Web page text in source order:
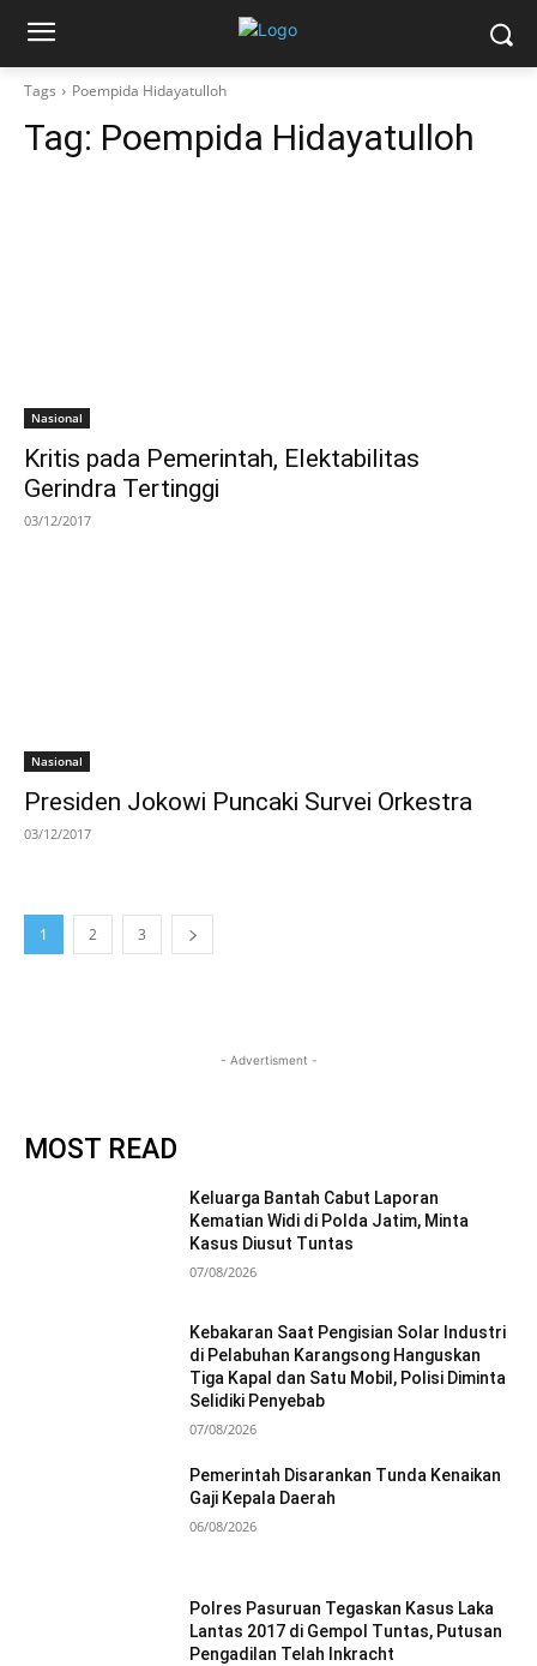
Tags Poempida Hidayatulloh
Tag: Poempida Hidayatulloh
Nasional
Kritis pada Pemerintah, Elektabilitas
Gerindra Tertinggi
03/12/2017
Nasional
Presiden Jokowi Puncaki Survei Orkestra
03/12/2017
1 2 3
- Advertisment -
MOST READ
Keluarga Bantah Cabut Laporan
Kematian Widi di Polda Jatim, Minta
Kasus Diusut Tuntas
07/08/2026
Kebakaran Saat Pengisian Solar Industri
di Pelabuhan Karangsong Hanguskan
Tiga Kapal dan Satu Mobil, Polisi Diminta
Selidiki Penyebab
07/08/2026
Pemerintah Disarankan Tunda Kenaikan
Gaji Kepala Daerah
06/08/2026
Polres Pasuruan Tegaskan Kasus Laka
Lantas 2017 di Gempol Tuntas, Putusan
Pengadilan Telah Inkracht